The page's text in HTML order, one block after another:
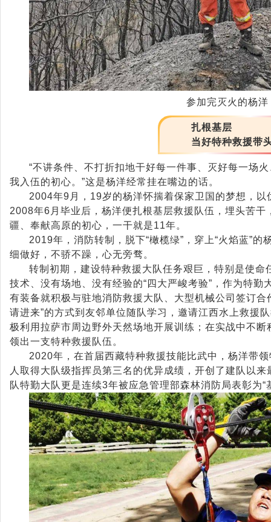
参加完灭火的杨洋
扎根基层
当好特种救援带
“不讲条件、不打折扣地干好每一件事、灭好每一场
我入伍的初心。”这是杨洋经常挂在嘴边的话。
2004年9月，19岁的杨洋怀揣着保家卫国的梦想，
2008年6月毕业后，杨洋便扎根基层救援队伍，埋头苦
疆、奉献高原的初心，一干就是11年。
2019年，消防转制，脱下“橄榄绿”，穿上“火焰蓝”
细做好，不骄不躁，心无旁骛。
转制初期，建设特种救援大队任务艰巨，特别是使命
技术、没有场地、没有经验的“四大严峻考验”，作为特勤
有装备就积极与驻地消防救援大队、大型机械公司签订合
请进来”的方式到友邻单位随队学习，邀请江西水上救援
极利用拉萨市周边野外天然场地开展训练；在实战中不
领出一支特种救援队伍。
2020年，在首届西藏特种救援技能比武中，杨洋带
人取得大队级指挥员第三名的优异成绩，开创了建队以
队特勤大队更是连续3年被应急管理部森林消防局表彰为“